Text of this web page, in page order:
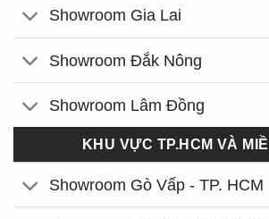
Showroom Gia Lai
Showroom Đắk Nông
Showroom Lâm Đồng
KHU VỰC TP.HCM VÀ
Showroom Gò Vấp - TP. HCM